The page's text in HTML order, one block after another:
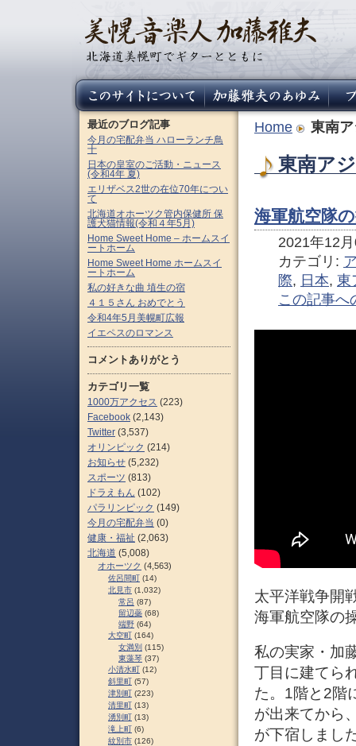
Home 東南
東南ア
海軍航空隊
2021年12
カテゴリ:
際, 日本, 東
この記事へ
太平洋戦争開
海軍航空隊の
私の実家・加
丁目に建てら
た。1階と2階
が出来てから
が下宿しまし
最近のブログ記事
今月の宅配弁当 ハローランチ鳥
十
日本の皇室のご活動・ニュース
(令和4年 夏)
エリザベス2世の在位70年につい
て
北海道オホーツク管内保健所 保
護犬猫情報(令和４年5月)
Home Sweet Home – ホームスイ
ートホーム
Home Sweet Home ホームスイ
ートホーム
私の好きな曲 埴生の宿
４１５さん おめでとう
令和4年5月美幌町広報
イエペスのロマンス
コメントありがとう
カテゴリ一覧
1000万アクセス (223)
Facebook (2,143)
Twitter (3,537)
オリンピック (214)
お知らせ (5,232)
スポーツ (813)
ドラえもん (102)
パラリンピック (149)
今月の宅配弁当 (0)
健康・福祉 (2,063)
北海道 (5,008)
オホーツク (4,563)
佐呂間町 (14)
北見市 (1,032)
常呂 (87)
留辺蘂 (68)
端野 (64)
大空町 (164)
女満別 (115)
東藻琴 (37)
小清水町 (12)
斜里町 (57)
津別町 (223)
清里町 (13)
湧別町 (13)
滝上町 (6)
紋別市 (126)